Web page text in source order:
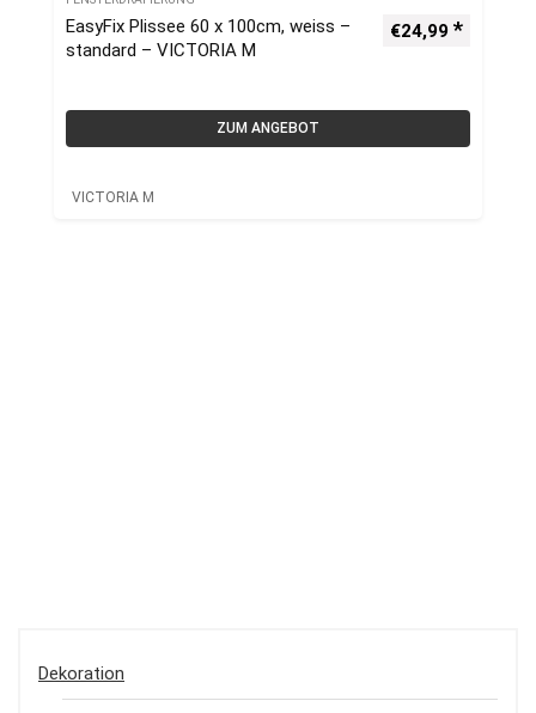
EasyFix Plissee 60 x 100cm, weiss –
standard – VICTORIA M
€24,99
ZUM ANGEBOT
VICTORIA M
Dekoration